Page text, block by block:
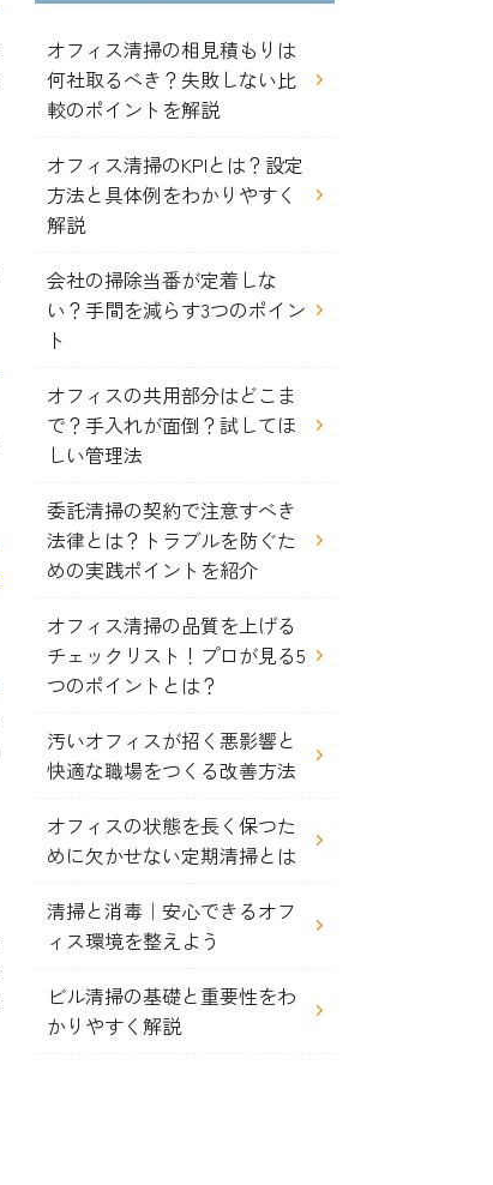
オフィス清掃の相見積もりは
何社取るべき？失敗しない比
較のポイントを解説
オフィス清掃のKPIとは？設定
方法と具体例をわかりやすく
解説
会社の掃除当番が定着しな
い？手間を減らす3つのポイン
ト
オフィスの共用部分はどこま
で？手入れが面倒？試してほ
しい管理法
委託清掃の契約で注意すべき
法律とは？トラブルを防ぐた
めの実践ポイントを紹介
オフィス清掃の品質を上げる
チェックリスト！プロが見る5
つのポイントとは？
汚いオフィスが招く悪影響と
快適な職場をつくる改善方法
オフィスの状態を長く保つた
めに欠かせない定期清掃とは
清掃と消毒｜安心できるオフ
ィス環境を整えよう
ビル清掃の基礎と重要性をわ
かりやすく解説